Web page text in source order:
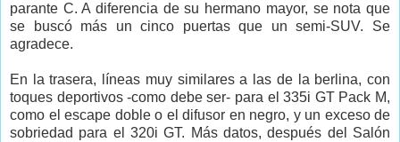
parante C. A diferencia de su hermano mayor, se nota que
se buscó más un cinco puertas que un semi-SUV. Se
agradece.
En la trasera, líneas muy similares a las de la berlina, con
toques deportivos -como debe ser- para el 335i GT Pack M,
como el escape doble o el difusor en negro, y un exceso de
sobriedad para el 320i GT. Más datos, después del Salón